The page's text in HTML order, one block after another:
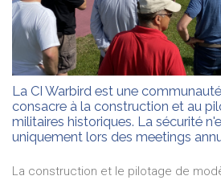
La CI Warbird est une
consacre à la construction et au
militaires historiques. La sécurité
uniquement lors des meetings
La construction et le pilotage de